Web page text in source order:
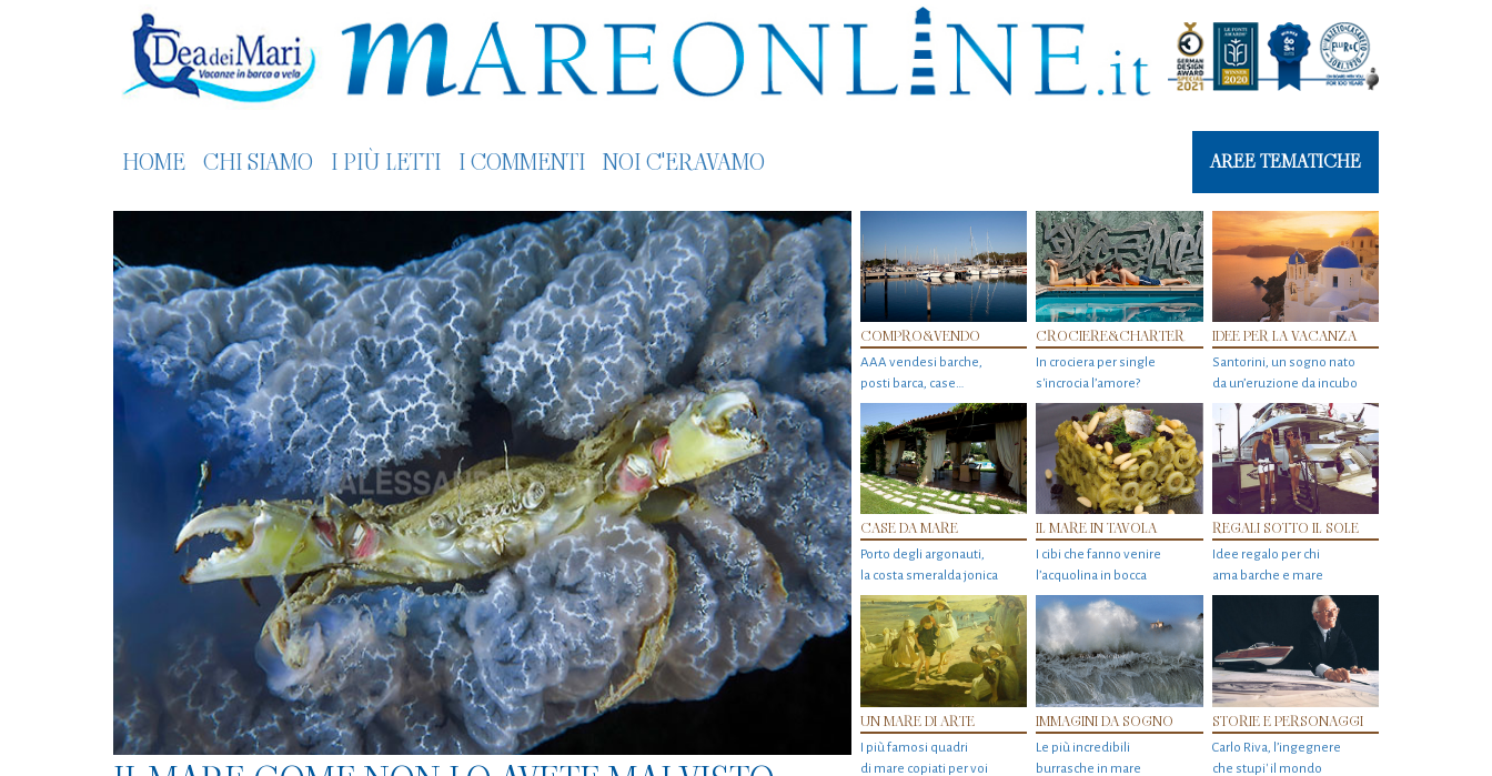
HOME CHI SIAMO I PIÙ LETTI I COMMENTI NOI C'ERAVAMO AREE TEMATICHE
COMPRO&VENDO
AAA vendesi barche,
posti barca, case…
CROCIERE&CHARTER
In crociera per single
s'incrocia l’amore?
IDEE PER LA VACANZA
Santorini, un sogno nato
da un’eruzione da incubo
CASE DA MARE
Porto degli argonauti,
la costa smeralda jonica
IL MARE IN TAVOLA
I cibi che fanno venire
l’acquolina in bocca
REGALI SOTTO IL SOLE
Idee regalo per chi
ama barche e mare
UN MARE DI ARTE
I più famosi quadri
di mare copiati per voi
IMMAGINI DA SOGNO
Le più incredibili
burrasche in mare
STORIE E PERSONAGGI
Carlo Riva, l’ingegnere
che stupi' il mondo